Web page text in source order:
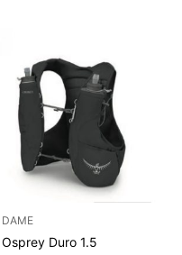
DAME
Osprey Duro 1.5